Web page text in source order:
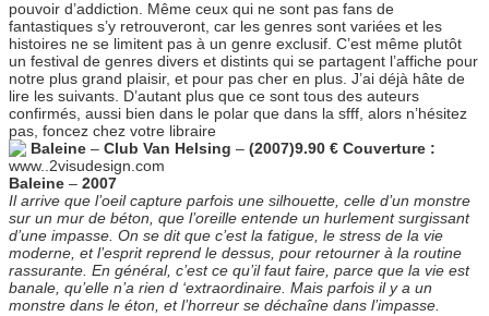
pouvoir d’addiction. Même ceux qui ne sont pas fans de
fantastiques s’y retrouveront, car les genres sont variées et les
histoires ne se limitent pas à un genre exclusif. C’est même plutôt
un festival de genres divers et distints qui se partagent l’affiche pour
notre plus grand plaisir, et pour pas cher en plus. J’ai déjà hâte de
lire les suivants. D’autant plus que ce sont tous des auteurs
confirmés, aussi bien dans le polar que dans la sfff, alors n’hésitez
pas, foncez chez votre libraire
Baleine – Club Van Helsing – (2007)9.90 € Couverture :
www..2visudesign.com
Baleine – 2007
Il arrive que l’oeil capture parfois une silhouette, celle d’un monstre
sur un mur de béton, que l’oreille entende un hurlement surgissant
d’une impasse. On se dit que c’est la fatigue, le stress de la vie
moderne, et l’esprit reprend le dessus, pour retourner à la routine
rassurante. En général, c’est ce qu’il faut faire, parce que la vie est
banale, qu’elle n’a rien d ‘extraordinaire. Mais parfois il y a un
monstre dans le éton, et l’horreur se déchaîne dans l’impasse.